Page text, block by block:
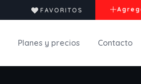
FAVORITOS
Planes y precios Contacto